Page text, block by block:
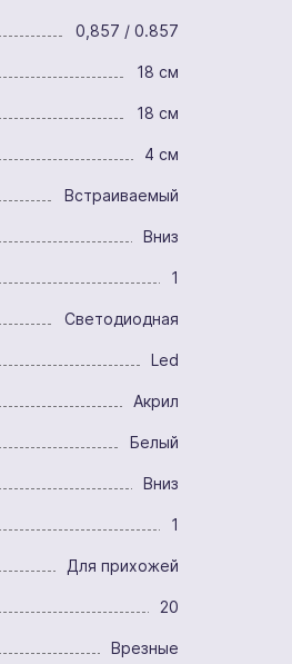
0,857 / 0.857
18 см
18 см
4 см
Встраиваемый
Вниз
1
Светодиодная
Led
Акрил
Белый
Вниз
1
Для прихожей
20
Врезные